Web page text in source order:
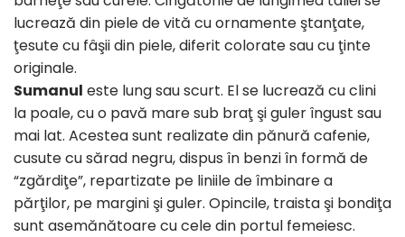
lucrează din piele de vită cu ornamente ştanţate,
ţesute cu fâşii din piele, diferit colorate sau cu ţinte
originale.
Sumanul este lung sau scurt. El se lucrează cu clini
la poale, cu o pavă mare sub braţ şi guler îngust sau
mai lat. Acestea sunt realizate din pănură cafenie,
cusute cu sărad negru, dispus în benzi în formă de
“zgărdiţe”, repartizate pe liniile de îmbinare a
părţilor, pe margini şi guler. Opincile, traista şi bondiţa
sunt asemănătoare cu cele din portul femeiesc.